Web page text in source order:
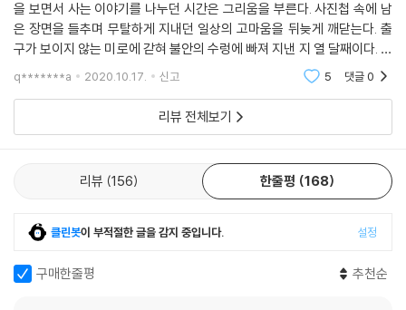
7장 | 조선의 진경문화시대를 열다
43 활자 주조 활성화로 문예를 부흥시키다 309
45 조선의 음악으로 혜경궁의 잔치를 열다 322
46 훈민정음을 활성화하다 329
47 무예를 발전시켜 국방력을 강화하다 334
49 진경문화로 새로운 문화시대를 열다 350
참고문헌 360
을 보면서 사는 이야기를 나누던 시간은 그리움을 부른다. 사진첩 속에 남
은 장면을 들추며 무탈하게 지내던 일상의 고마움을 뒤늦게 깨닫는다. 출
구가 보이지 않는 미로에 갇혀 불안의 수렁에 빠져 지낸 지 열 달째이다. 코
로나19 바이러스 감염자 발생 관련 재난 문자와 외출을 통제하는 생활 방
역 문자가 전
q*******a 2020.10.17. 신고 5 댓글0
리뷰 전체보기
리뷰 156 한줄평 168
클린봇이 부적절한 글을 감지 중입니다. 설정
구매한줄평 추천순